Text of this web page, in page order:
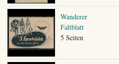
Wanderer
Faltblatt
5 Seiten